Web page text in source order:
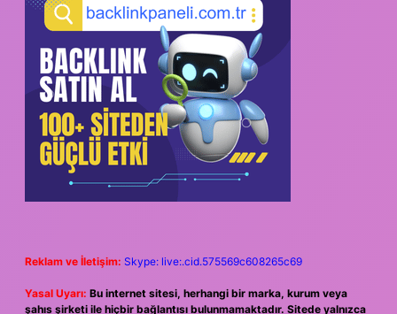
Reklam ve İletişim: Skype: live:.cid.575569c608265c69
Yasal Uyarı: Bu internet sitesi, herhangi bir marka, kurum veya
şahıs şirketi ile hiçbir bağlantısı bulunmamaktadır. Sitede yalnızca